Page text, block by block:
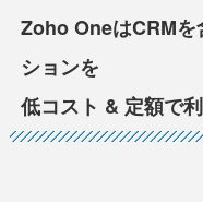
Zoho OneはCRMを
ションを
低コスト & 定額で